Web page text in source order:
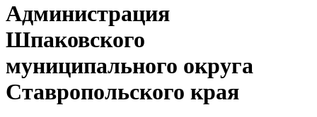
Администрация
Шпаковского
муниципального округа
Ставропольского края